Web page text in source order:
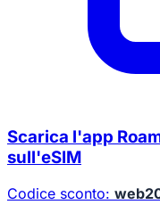
Scarica l'app
sull'eSIM
Codice sconto: